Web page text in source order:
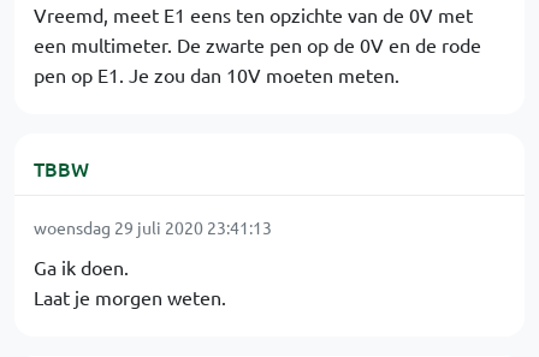
Vreemd, meet E1 eens ten opzichte van de 0V met
een multimeter. De zwarte pen op de 0V en de rode
pen op E1. Je zou dan 10V moeten meten.
TBBW
woensdag 29 juli 2020 23:41:13
Ga ik doen.
Laat je morgen weten.